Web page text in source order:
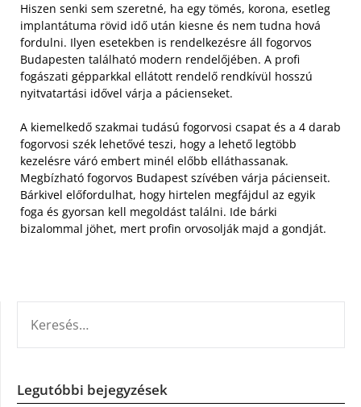
Hiszen senki sem szeretné, ha egy tömés, korona, esetleg
implantátuma rövid idő után kiesne és nem tudna hová
fordulni. Ilyen esetekben is rendelkezésre áll fogorvos
Budapesten található modern rendelőjében. A profi
fogászati gépparkkal ellátott rendelő rendkívül hosszú
nyitvatartási idővel várja a pácienseket.
A kiemelkedő szakmai tudású fogorvosi csapat és a 4 darab
fogorvosi szék lehetővé teszi, hogy a lehető legtöbb
kezelésre váró embert minél előbb elláthassanak.
Megbízható fogorvos Budapest szívében várja pácienseit.
Bárkivel előfordulhat, hogy hirtelen megfájdul az egyik
foga és gyorsan kell megoldást találni. Ide bárki
bizalommal jöhet, mert profin orvosolják majd a gondját.
Legutóbbi bejegyzések